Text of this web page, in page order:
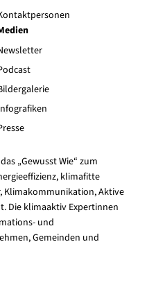
„Gewusst Wie“ zum
klimafitte
Klimakommunikation, Aktive
Die klimaaktiv Expertinnen
und
Gemeinden und